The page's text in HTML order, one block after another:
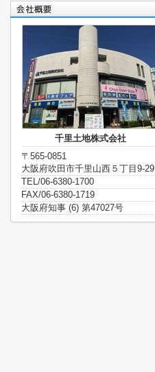
千里土地株式会社
〒565-0851
大阪府吹田市千里山西５丁目9-29
TEL/06-6380-1700
FAX/06-6380-1719
大阪府知事 (6) 第47027号